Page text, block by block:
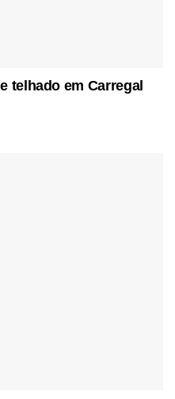
telhado em Carregal